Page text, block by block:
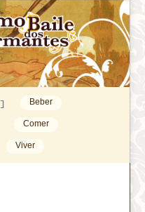
] Beber
Comer
Viver